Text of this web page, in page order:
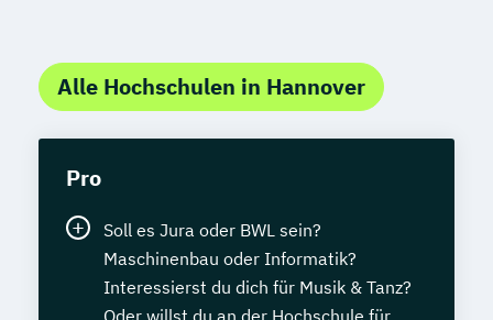
Alle Hochschulen in Hannover
Pro
Soll es Jura oder BWL sein?
Maschinenbau oder Informatik?
Interessierst du dich für Musik & Tanz?